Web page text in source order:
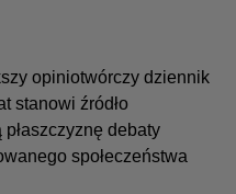
opiniotwórczy dziennik
stanowi źródło
debaty
społeczeństwa